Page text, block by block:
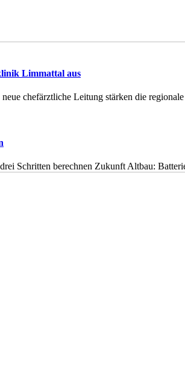
Limmattal aus
neue chefärztliche Leitung stärken die
Schritten berechnen Zukunft Altbau: